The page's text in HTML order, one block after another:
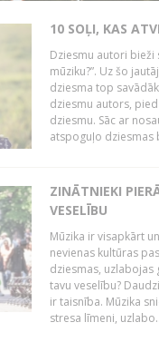
10 SOĻI, KAS
Dziesmu autori bieži
mūziku?”. Uz šo
dziesma top
dziesmu autors,
dziesmu. Sāc ar
atspoguļo dziesmas
ZINĀTNIEKI
VESELĪBU
Mūzika ir visapkārt
nevienas kultūras
dziesmas, uzlabojas
tavu veselību?
ir taisnība. Mūzika
stresa līmeni,